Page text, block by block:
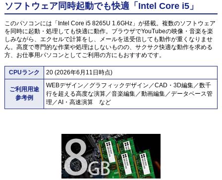
ソフトウェア同時起動でも快適「Intel Core i5」
このパソコンには「Intel Core i5 8265U 1.6GHz」が搭載。複数のソフトウェア
を同時に起動・処理しても快適に動作。ブラウザでYouTubeの映像・音楽を楽
しみながら、エクセルで計算をし、メールを送受信しても動作が重くなりませ
ん。高度で専門的な作業や処理はしないものの、サクサク快適な動作を求める
方、お仕事用パソコンとしてご利用の方にもおすすめです。
CPUランク 20 (2026年6月11日時点)
ご利用用途
参考例
WEBデザイン／グラフィックデザイン／CAD・3D編集／数千
行を超える高度な演算／音楽編集／動画編集／データベース管
理／AI・高速演算 など